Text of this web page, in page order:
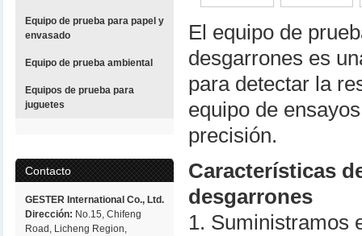
Equipo de prueba para papel y
envasado
Equipo de prueba ambiental
Equipos de prueba para
juguetes
Contacto
GESTER International Co., Ltd.
Dirección: No.15, Chifeng
Road, Licheng Region,
El equipo de
desgarrones es
para detectar la
equipo de
precisión.
Características
desgarrones
1. Suministramos